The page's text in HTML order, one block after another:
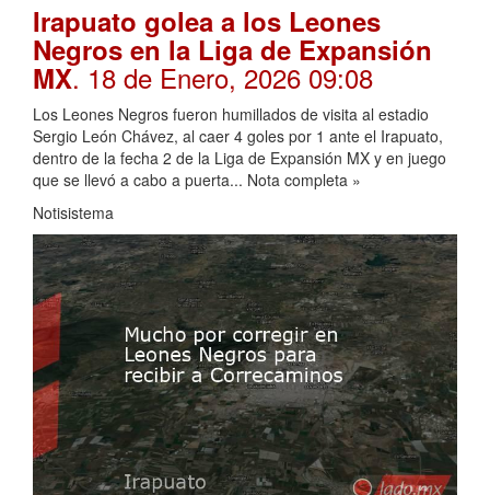
Irapuato golea a los Leones
Negros en la Liga de Expansión
MX. 18 de Enero, 2026 09:08
Los Leones Negros fueron humillados de visita al estadio
Sergio León Chávez, al caer 4 goles por 1 ante el Irapuato,
dentro de la fecha 2 de la Liga de Expansión MX y en juego
que se llevó a cabo a puerta... Nota completa »
Notisistema